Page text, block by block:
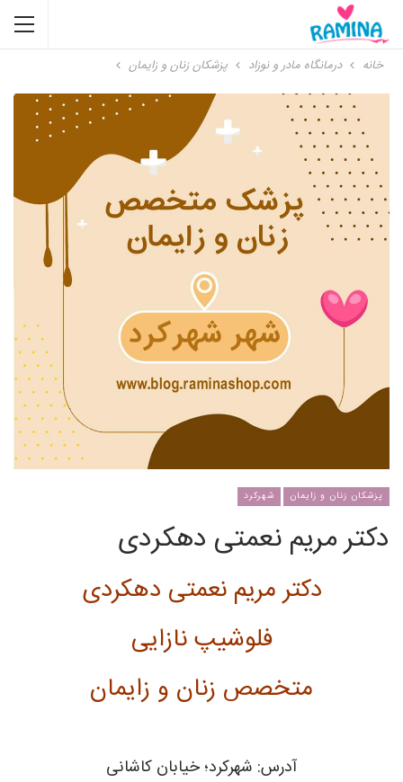
خانه درمانگاه مادر و نوزاد پزشکان زنان و زایمان
پزشکان زنان و زایمان شهرکرد
دکتر مریم نعمتی دهکردی
دکتر مریم نعمتی دهکردی
فلوشیپ نازایی
متخصص زنان و زایمان
آدرس: شهرکرد؛ خیابان کاشانی